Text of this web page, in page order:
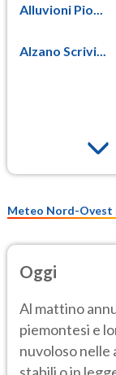
Alluvioni Pio...
Alzano Scrivi...
Meteo Nord-Ovest
Oggi
Al mattino
piemontesi e
nuvoloso nelle